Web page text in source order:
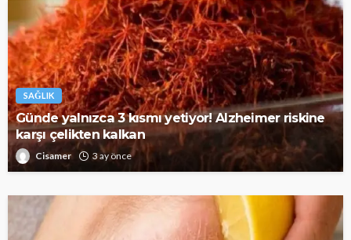
SAĞLIK
Günde yalnızca 3 kısmı yetiyor! Alzheimer riskine
karşı çelikten kalkan
Cisamer 3 ay önce